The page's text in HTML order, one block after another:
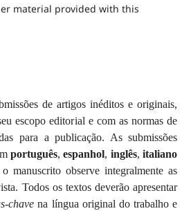
material provided with this
de artigos inéditos e originais,
escopo editorial e com as normas de
para a publicação. As submissões
português,espanhol, inglês,italiano
manuscrito observe integralmente as
Todos os textos deverão apresentar
chave na língua original do trabalho e